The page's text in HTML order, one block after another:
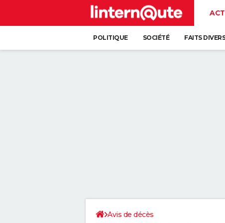
POLITIQUE SOCIÉTÉ FAITS DIVERS
Avis de décès